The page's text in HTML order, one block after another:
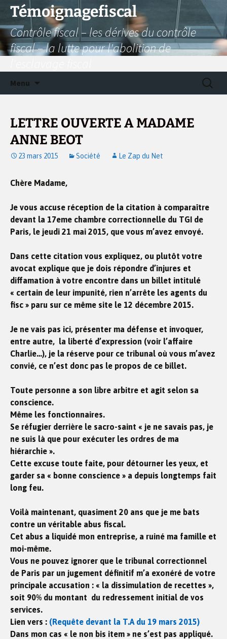
Aller
contenu
Témoignagefiscal
Contrôle fiscal – les dérives du contrôle
fiscal – la lutte pour l'abolition de
Menu
LETTRE OUVERTE A MADAME
ANNE BEOT
23 mars 2015 Société Le Zap du Net
Chère Madame,
Je vous accuse réception de la citation à comparaître
devant la 17eme chambre correctionnelle du TGI de
Paris, le jeudi 21 mai 2015, que vous m’avez envoyé.
Dans cette citation vous expliquez, ou plutôt votre
avocat explique que je dois répondre d’injures et
diffamation à votre encontre dans un billet intitulé
« certain de leur impunité, rien n’arrête les agents du
fisc » paru sur ce même site le 12 décembre 2015.
Je ne vais pas ici, présenter ma défense et invoquer,
entre autre, la liberté d’expression (voir l’affaire
Charlie…), je la réserve pour ce tribunal où vous m’avez
convié, ce n’est donc pas le propos de ce billet.
Toute personne a son libre arbitre et agit selon sa
conscience.
Même les fonctionnaires.
Se réfugier derrière le sacro-saint « je ne savais pas, je
ne suis là que pour exécuter les ordres de ma
hiérarchie ».
Cette excuse toute faite, pour détourner les yeux, et
garder sa « bonne conscience » a depuis longtemps fait
long feu.
Voilà maintenant, quasiment 20 ans que je me bats
contre un véritable abus fiscal.
Cet abus a liquidé mon entreprise, a ruiné ma famille et
moi-même.
Vous ne pouvez ignorer que le tribunal correctionnel
de Paris par un jugement définitif m’a exonéré de votre
principale accusation : « la dissimulation de recettes »,
soit 90% du montant du redressement initial de vos
services.
Lien vers : (Requête devant la T.A du 19 mars 2015)
Dans mon cas « le non bis item » ne s’est pas appliqué.